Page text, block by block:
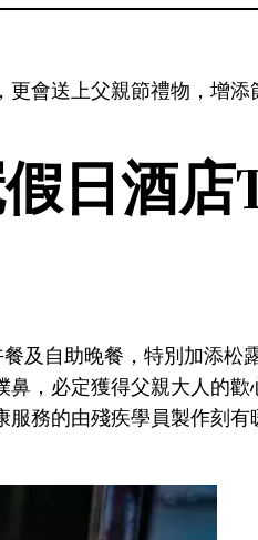
會送上父親節禮物，增添
日酒店
及自助晚餐，特別加添松
，必定獲得父親大人的
務的由殘疾學員製作刻有